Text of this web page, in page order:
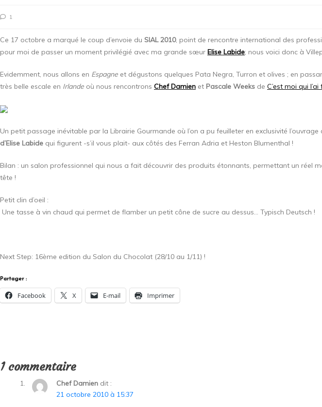
1
Ce 17 octobre a marqué le coup d’envoie du SIAL 2010, point de rencontre international des
pour moi de passer un moment privilégié avec ma grande sœur Elise Labide; nous voici donc à
Evidemment, nous allons en Espagne et dégustons quelques Pata Negra, Turron et olives ; en
très belle escale en Irlande où nous rencontrons Chef Damien et Pascale Weeks de C’est moi qui l’ai
Un petit passage inévitable par la Librairie Gourmande où l’on a pu feuilleter en exclusivité
d’Elise Labide qui figurent -s’il vous plait- aux côtés des Ferran Adria et Heston Blumenthal !
Bilan : un salon professionnel qui nous a fait découvrir des produits étonnants, permettant un
tête !
Petit clin d’oeil :
Une tasse à vin chaud qui permet de flamber un petit cône de sucre au dessus… Typisch Deutsch !
Next Step: 16ème edition du Salon du Chocolat (28/10 au 1/11) !
Partager :
Facebook X E-mail Imprimer
1 commentaire
Chef Damien dit :
21 octobre 2010 à 15:37